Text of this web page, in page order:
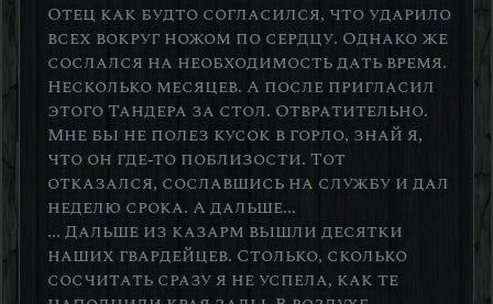
Отец как будто согласился, что ударило
всех вокруг ножом по сердцу. Однако же
сослался на необходимость дать время.
Несколько месяцев. А после пригласил
этого Тандера за стол. Отвратительно.
Мне бы не полез кусок в горло, знай я,
что он где-то поблизости. Тот
отказался, сославшись на службу и дал
неделю срока. А дальше...
... Дальше из казарм вышли десятки
наших гвардейцев. Столько, сколько
сосчитать сразу я не успела, как те